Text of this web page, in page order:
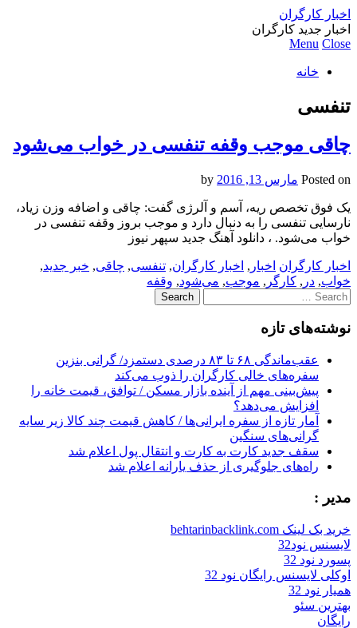
اخبار کارگران
اخبار جدید کارگران
Menu Close
خانه
تنفسی
چاقی موجب وقفه تنفسی در خواب می‌شود
Posted on مارس 13, 2016
یک فوق تخصص ریه، آسم و آلرژی گفت: چاقی و اضافه وزن زیاد،
نارسایی تنفسی را به دنبال دارد و موجب بروز وقفه تنفسی در
خواب می‌شود. ، دانلود آهنگ جدید سپهر نیوز
اخبار کارگران اخبار , اخبار کارگران, تنفسی, چاقی, خبر جدید,
خواب, در , کارگر , موجب, می‌شود, وقفه
Search
for:
نوشته‌های تازه
عقب‌ماندگی ۶۸ تا ۸۳ درصدی دستمزد/ گرانی بنزین
سفره‌های خالی کارگران را ذوب می‌کند
پیش‌بینی مهم از آینده بازار مسکن / توافق، قیمت خانه را
افزایش می‌دهد؟
آمار تازه از سفره ایرانی‌ها / کاهش قیمت چند کالا زیر سایه
گرانی‌های سنگین
سقف جدید کارت به کارت و انتقال پول اعلام شد
راه‌های جلوگیری از حذف یارانه اعلام شد
مدیر :
خرید بک لینک behtarinbacklink.com
لایسنس نود32
پسورد نود 32
اوکلی لایسنس رایگان نود 32
همیار نود 32
بهترین سئو
رایگان